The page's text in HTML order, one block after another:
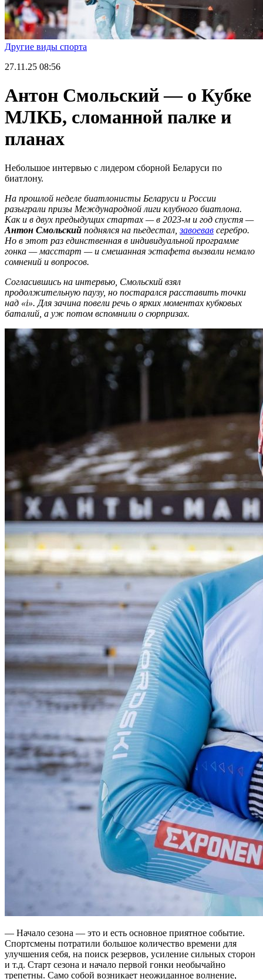
Другие виды спорта
27.11.25 08:56
Антон Смольский — о Кубке
МЛКБ, сломанной палке и
планах
Небольшое интервью с лидером сборной Беларуси по
биатлону.
На прошлой неделе биатлонисты Беларуси и России
разыграли призы Международной лиги клубного биатлона.
Как и в двух предыдущих стартах — в 2023-м и год спустя —
Антон Смольский поднялся на пьедестал,завоевав серебро.
Но в этот раз единственная в индивидуальной программе
гонка — масстарт — и смешанная эстафета вызвали немало
сомнений и вопросов.
Cогласившись на интервью, Смольский взял
продолжительную паузу, но постарался расставить точки
над «i». Для зачина повели речь о ярких моментах кубковых
баталий, а уж потом вспомнили о сюрпризах.
— Начало сезона — это и есть основное приятное событие.
Спортсмены потратили большое количество времени для
улучшения себя, на поиск резервов, усиление сильных сторон
и т.д. Старт сезона и начало первой гонки необычайно
трепетны. Само собой возникает неожиданное волнение,